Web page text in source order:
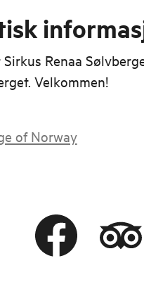
Renaa
Velkommen!
of Norway